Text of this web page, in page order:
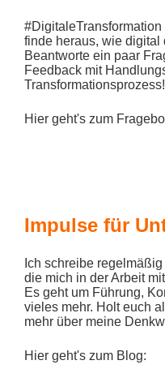
finde heraus, wie digital
Beantworte ein paar
Feedback mit
Transformationsprozess!
Hier geht's zum
Impulse für
Ich schreibe
die mich in der Arbeit
Es geht um Führung,
vieles mehr. Holt euch
mehr über meine
Hier geht's zum Blog: